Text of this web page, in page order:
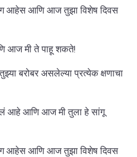
आहेस आणि आज तुझा विशेष दिवस
आज मी ते पाहू शकते!
बरोबर असलेल्या प्रत्येक क्षणाचा
आहे आणि आज मी तुला हे सांगू
आहेस आणि आज तुझा विशेष दिवस